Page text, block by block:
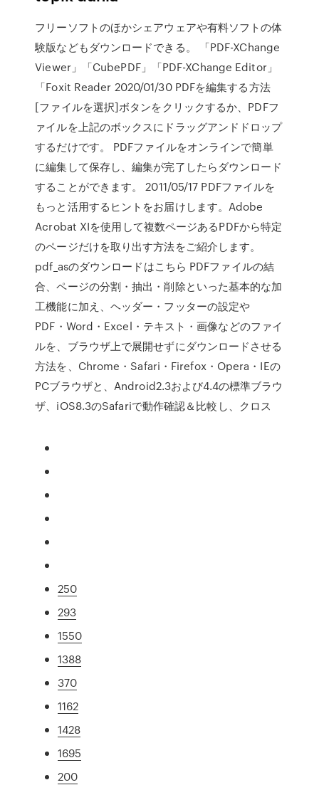
フリーソフトのほかシェアウェアや有料ソフトの体
験版などもダウンロードできる。 「PDF-XChange
Viewer」「CubePDF」「PDF-XChange Editor」
「Foxit Reader 2020/01/30 PDFを編集する方法
[ファイルを選択]ボタンをクリックするか、PDFフ
ァイルを上記のボックスにドラッグアンドドロップ
するだけです。 PDFファイルをオンラインで簡単
に編集して保存し、編集が完了したらダウンロード
することができます。 2011/05/17 PDFファイルを
もっと活用するヒントをお届けします。Adobe
Acrobat XIを使用して複数ページあるPDFから特定
のページだけを取り出す方法をご紹介します。
pdf_asのダウンロードはこちら PDFファイルの結
合、ページの分割・抽出・削除といった基本的な加
工機能に加え、ヘッダー・フッターの設定や
PDF・Word・Excel・テキスト・画像などのファイ
ルを、ブラウザ上で展開せずにダウンロードさせる
方法を、Chrome・Safari・Firefox・Opera・IEの
PCブラウザと、Android2.3および4.4の標準ブラウ
ザ、iOS8.3のSafariで動作確認＆比較し、クロス
250
293
1550
1388
370
1162
1428
1695
200